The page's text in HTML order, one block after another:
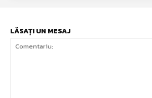
LĂSAȚI UN MESAJ